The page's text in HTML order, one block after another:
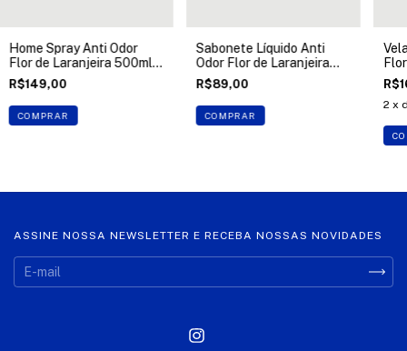
Home Spray Anti Odor
Flor de Laranjeira 500ml
Klaroma
R$149,00
COMPRAR
Sabonete Líquido Anti
Odor Flor de Laranjeira
500ml Klaroma
R$89,00
COMPRAR
2 x
ASSINE NOSSA NEWSLETTER E RECEBA NOSSAS NOVIDADES